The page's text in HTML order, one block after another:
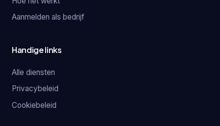
Aanmelden als bedrijf
Handige links
Alle diensten
Privacybeleid
Cookiebeleid